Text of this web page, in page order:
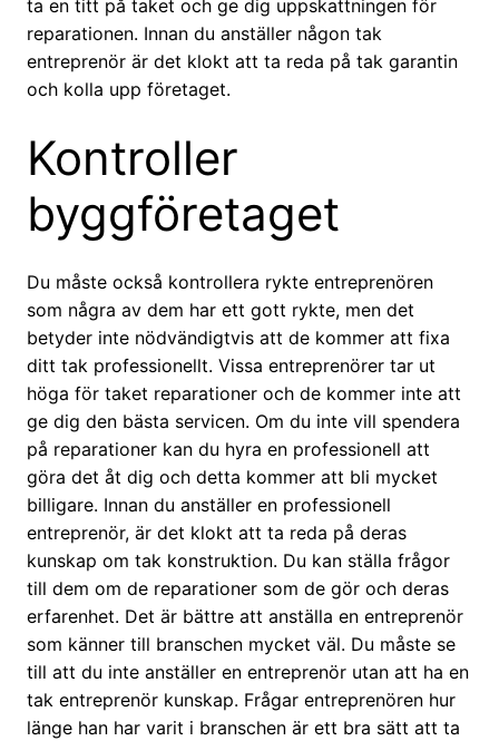
ta en titt på taket och ge dig uppskattningen för
reparationen. Innan du anställer någon tak
entreprenör är det klokt att ta reda på tak garantin
och kolla upp företaget.
Kontroller
byggföretaget
Du måste också kontrollera rykte entreprenören
som några av dem har ett gott rykte, men det
betyder inte nödvändigtvis att de kommer att fixa
ditt tak professionellt. Vissa entreprenörer tar ut
höga för taket reparationer och de kommer inte att
ge dig den bästa servicen. Om du inte vill spendera
på reparationer kan du hyra en professionell att
göra det åt dig och detta kommer att bli mycket
billigare. Innan du anställer en professionell
entreprenör, är det klokt att ta reda på deras
kunskap om tak konstruktion. Du kan ställa frågor
till dem om de reparationer som de gör och deras
erfarenhet. Det är bättre att anställa en entreprenör
som känner till branschen mycket väl. Du måste se
till att du inte anställer en entreprenör utan att ha en
tak entreprenör kunskap. Frågar entreprenören hur
länge han har varit i branschen är ett bra sätt att ta